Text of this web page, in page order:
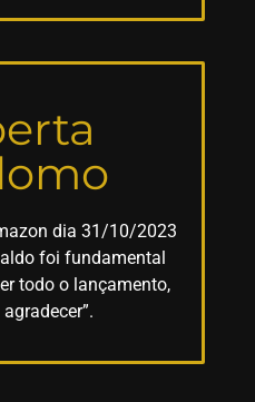
dia 31/10/2023
foi fundamental
todo o lançamento,